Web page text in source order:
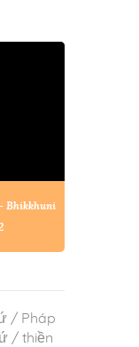
Bhikkhuni
/ Pháp
/ thiền